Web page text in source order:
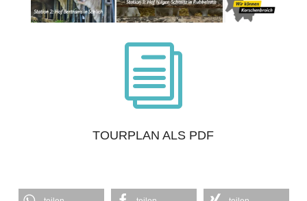
i
TOURPLAN ALS PDF